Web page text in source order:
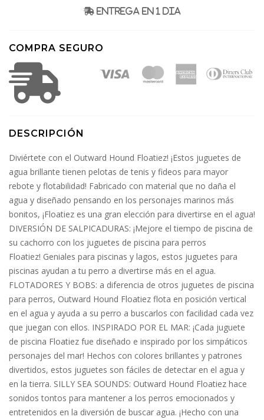
Entrega en 1 dia
COMPRA SEGURO
DESCRIPCIÓN
Diviértete con el Outward Hound Floatiez! ¡Estos juguetes de
agua brillante tienen pelotas de tenis y fideos para mayor
rebote y flotabilidad! Fabricado con material que no daña el
agua y diseñado pensando en los personajes marinos más
bonitos, ¡Floatiez es una gran elección para divertirse en el agua!
DIVERSIÓN DE SALPICADURAS: ¡Mejore el tiempo de piscina de
su cachorro con los juguetes de piscina para perros
Floatiez! Geniales para piscinas y lagos, estos juguetes para
piscinas ayudan a tu perro a divertirse más en el agua.
FLOTADORES Y BOBS: a diferencia de otros juguetes de piscina
para perros, Outward Hound Floatiez flota en posición vertical
en el agua y ayuda a su perro a buscarlos con facilidad cada vez
que juegan con ellos. INSPIRADO POR EL MAR: ¡Cada juguete
de piscina Floatiez fue diseñado e inspirado por los simpáticos
personajes del mar! Hechos con colores brillantes y patrones
divertidos, estos juguetes son fáciles de detectar en el agua y
en la tierra. SILLY SEA SOUNDS: Outward Hound Floatiez hace
sonidos tontos para mantener a los perros emocionados y
entretenidos en la diversión de buscar agua. ¡Hecho con una